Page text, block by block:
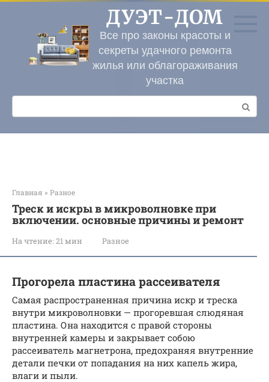
Перейти
контенту
ДУЭТ-ДОМ
Все про законы красоты и
секреты удачного ремонта
жилья или облагораживания
участка
Поиск:
Главная » Разное
Треск и искры в микроволновке при
включении. основные причины и ремонт
На чтение: 21 мин Разное
Прогорела пластина рассеивателя
Самая распространенная причина искр и треска
внутри микроволновки — прогоревшая слюдяная
пластина. Она находится с правой стороны
внутренней камеры и закрывает собою
рассеиватель магнетрона, предохраняя внутренние
детали печки от попадания на них капель жира,
влаги и пыли.